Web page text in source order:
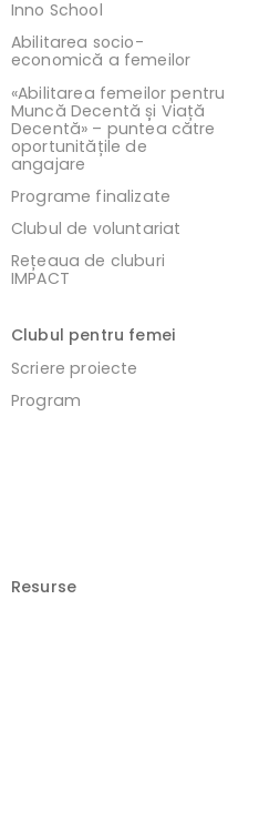
Inno School
Abilitarea socio-
economică a femeilor
«Abilitarea femeilor pentru
Muncă Decentă și Viață
Decentă» – puntea către
oportunitățile de
angajare
Programe finalizate
Clubul de voluntariat
Rețeaua de cluburi
IMPACT
Clubul pentru femei
Scriere proiecte
Program
Resurse